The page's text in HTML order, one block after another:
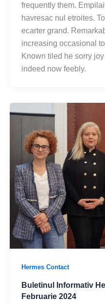
frequently them.
havresac nul etroites.
ecarter grand.
increasing occasional
Known tiled he sorry
indeed now feebly.
Hermes Contact
Buletinul Informativ
Februarie 2024